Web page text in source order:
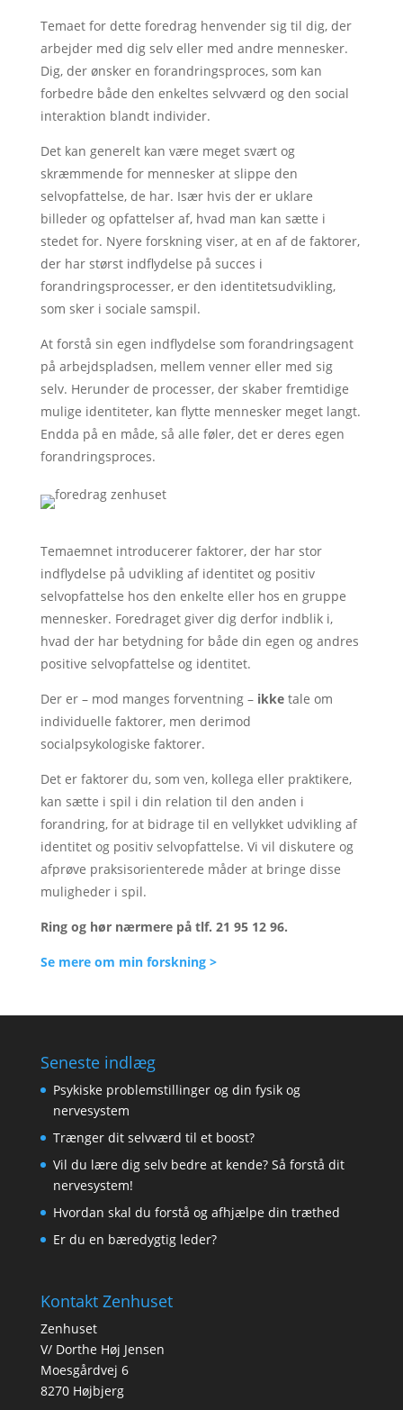
Temaet for dette foredrag henvender sig til dig, der
arbejder med dig selv eller med andre mennesker.
Dig, der ønsker en forandringsproces, som kan
forbedre både den enkeltes selvværd og den social
interaktion blandt individer.
Det kan generelt kan være meget svært og
skræmmende for mennesker at slippe den
selvopfattelse, de har. Især hvis der er uklare
billeder og opfattelser af, hvad man kan sætte i
stedet for. Nyere forskning viser, at en af de faktorer,
der har størst indflydelse på succes i
forandringsprocesser, er den identitetsudvikling,
som sker i sociale samspil.
At forstå sin egen indflydelse som forandringsagent
på arbejdspladsen, mellem venner eller med sig
selv. Herunder de processer, der skaber fremtidige
mulige identiteter, kan flytte mennesker meget langt.
Endda på en måde, så alle føler, det er deres egen
forandringsproces.
Temaemnet introducerer faktorer, der har stor
indflydelse på udvikling af identitet og positiv
selvopfattelse hos den enkelte eller hos en gruppe
mennesker. Foredraget giver dig derfor indblik i,
hvad der har betydning for både din egen og andres
positive selvopfattelse og identitet.
Der er – mod manges forventning – ikketale om
individuelle faktorer, men derimod
socialpsykologiske faktorer.
Det er faktorer du, som ven, kollega eller praktikere,
kan sætte i spil i din relation til den anden i
forandring, for at bidrage til en vellykket udvikling af
identitet og positiv selvopfattelse. Vi vil diskutere og
afprøve praksisorienterede måder at bringe disse
muligheder i spil.
Ring og hør nærmere på tlf. 21 95 12 96.
Se mere om min forskning >
Seneste indlæg
Psykiske problemstillinger og din fysik og
nervesystem
Trænger dit selvværd til et boost?
Vil du lære dig selv bedre at kende? Så forstå dit
nervesystem!
Hvordan skal du forstå og afhjælpe din træthed
Er du en bæredygtig leder?
Kontakt Zenhuset
Zenhuset
V/ Dorthe Høj Jensen
Moesgårdvej 6
8270 Højbjerg